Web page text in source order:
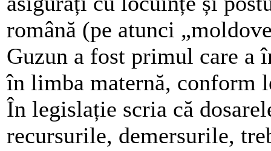
română (pe atunci
Guzun a fost primul care a
în limba maternă, conform
În legislație scria că
recursurile, demersurile,